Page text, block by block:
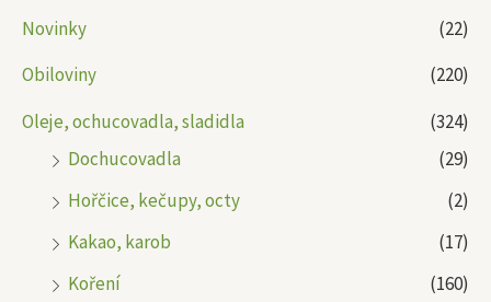
Novinky
(22)
Obiloviny
(220)
Oleje, ochucovadla, sladidla
(324)
Dochucovadla
(29)
Hořčice, kečupy, octy
(2)
Kakao, karob
(17)
Koření
(160)